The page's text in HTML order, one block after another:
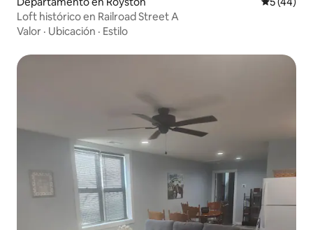
Loft histórico en Railroad Street A
Valor · Ubicación · Estilo